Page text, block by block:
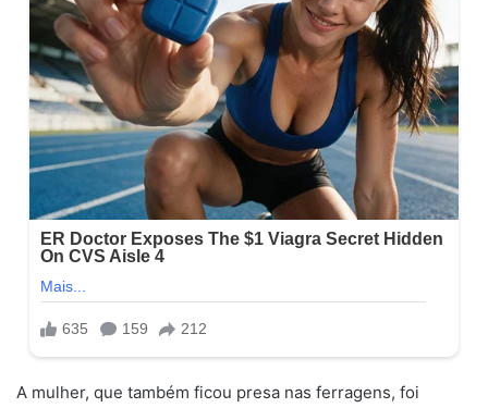
A mulher, que também ficou presa nas ferragens, foi